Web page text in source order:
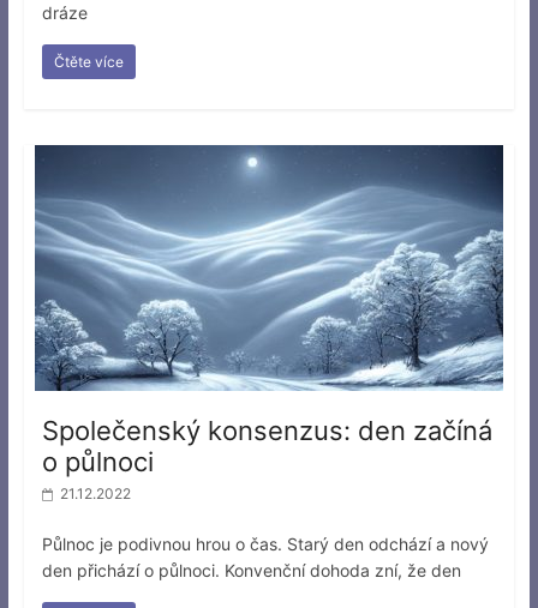
dráze
Čtěte více
Společenský konsenzus: den začíná
o půlnoci
21.12.2022
Půlnoc je podivnou hrou o čas. Starý den odchází a nový
den přichází o půlnoci. Konvenční dohoda zní, že den